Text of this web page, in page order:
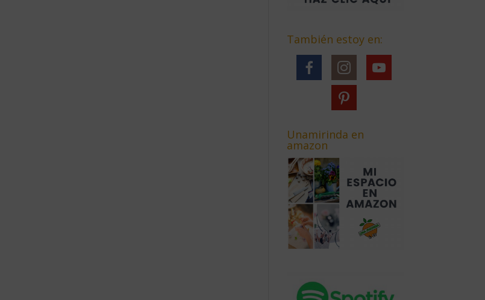
También estoy en:
Unamirinda en
amazon